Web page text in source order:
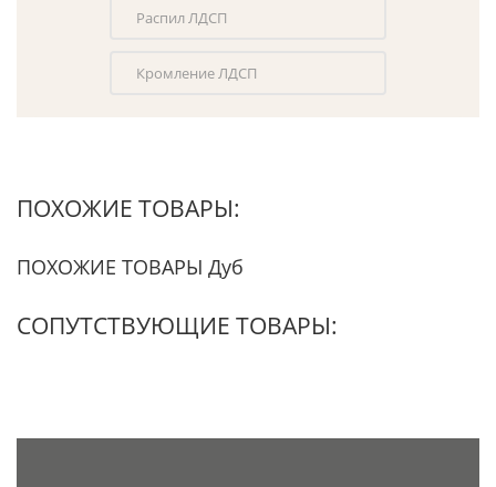
Распил ЛДСП
Кромление ЛДСП
ПОХОЖИЕ ТОВАРЫ:
ПОХОЖИЕ ТОВАРЫ Дуб
СОПУТСТВУЮЩИЕ ТОВАРЫ: